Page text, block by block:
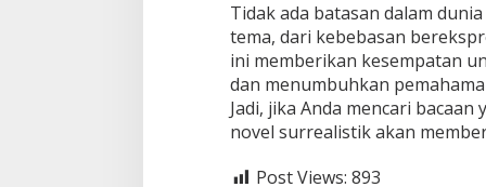
Tidak ada batasan dalam
tema, dari kebebasan
ini memberikan kesempatan
dan menumbuhkan
Jadi, jika Anda mencari
novel surrealistik akan
Post Views: 893